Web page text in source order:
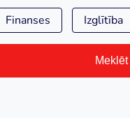
Finanses Izglītība
Meklēt